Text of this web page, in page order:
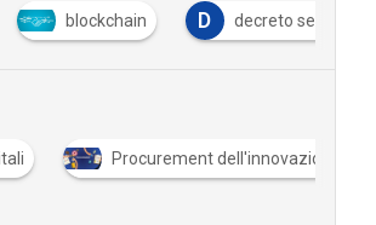
blockchain D decreto
Procurement dell'innovazione